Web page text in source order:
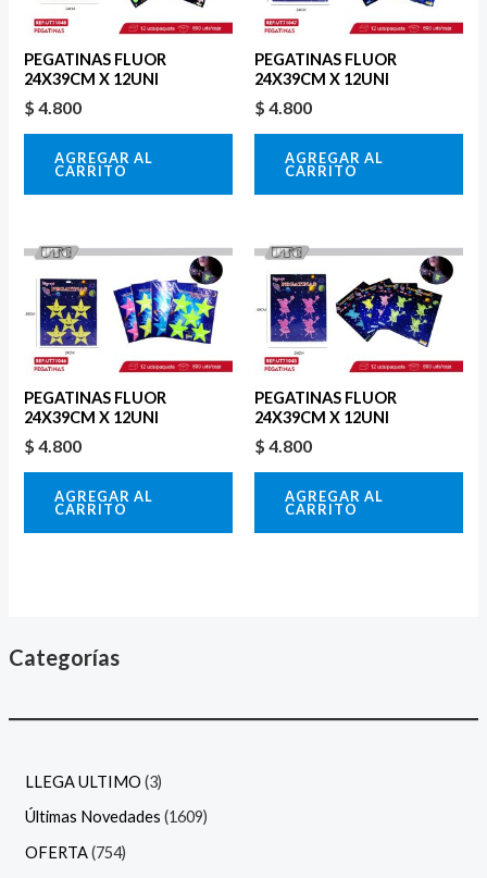
Categorías
LLEGA ULTIMO 3
Últimas Novedades 1609
OFERTA 754
PEGATINAS FLUOR
24X39CM X 12UNI
$ 4.800
AGREGAR AL
CARRITO
PEGATINAS FLUOR
24X39CM X 12UNI
$ 4.800
AGREGAR AL
CARRITO
PEGATINAS FLUOR
24X39CM X 12UNI
$ 4.800
AGREGAR AL
CARRITO
PEGATINAS FLUOR
24X39CM X 12UNI
$ 4.800
AGREGAR AL
CARRITO